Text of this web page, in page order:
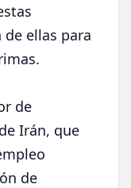
ellas para
de
Irán, que
de